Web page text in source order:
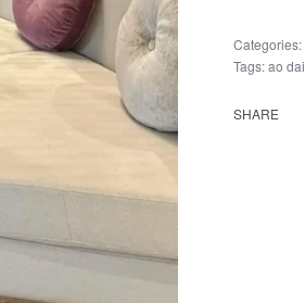
Categories:
Tags:ao dai
SHARE